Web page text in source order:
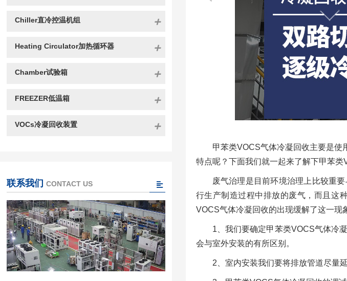
甲苯类VOCS气体冷凝回收主要是
特点呢？下面我们就一起来了解下甲苯类
废气治理是目前环境治理上比较重
行生产制造过程中排放的废气，而且这
VOCS气体冷凝回收的出现缓解了这一现
1、我们要确定甲苯类VOCS气体冷
会与室外安装的有所区别。
2、室内安装我们要将排放管道尽量
Chiller直冷控温机组
Heating Circulator加热循环器
Chamber试验箱
FREEZER低温箱
VOCs冷凝回收装置
联系我们 CONTACT US